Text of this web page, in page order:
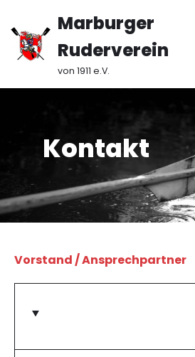
Zum
Inhalt
Marburger
Ruderverein
von 1911 e.V.
Kontakt
Vorstand / Ansprechpartner